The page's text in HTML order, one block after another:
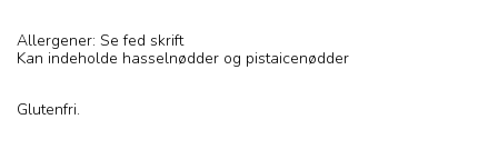
Allergener: Se fed skrift
Kan indeholde hasselnødder og pistaicenødder
Glutenfri.